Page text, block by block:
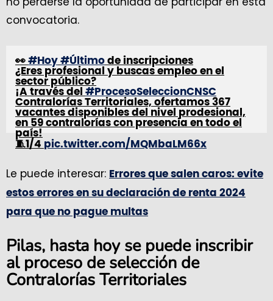
convocatoria.
👀 #Hoy #Último de inscripciones
¿Eres profesional y buscas empleo en el
sector público?
¡A través del #ProcesoSeleccionCNSC
Contralorías Territoriales, ofertamos 367
vacantes disponibles del nivel prodesional,
en 59 contralorías con presencia en todo el
país!
🧵1/4 pic.twitter.com/MQMbaLM66x
— Comisión Nacional del Servicio Civil
(@CNSCColombia)August 13, 2024
Le puede interesar: Errores que salen caros: evite
estos errores en su declaración de renta 2024
para que no pague multas
Pilas, hasta hoy se puede inscribir
al proceso de selección de
Contralorías Territoriales